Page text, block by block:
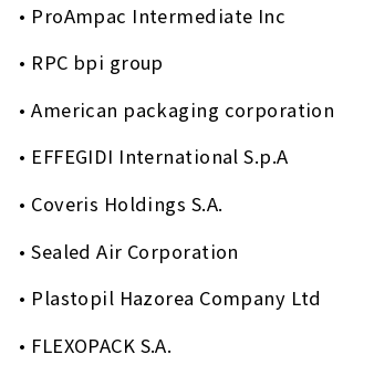
• ProAmpac Intermediate Inc
• RPC bpi group
• American packaging corporation
• EFFEGIDI International S.p.A
• Coveris Holdings S.A.
• Sealed Air Corporation
• Plastopil Hazorea Company Ltd
• FLEXOPACK S.A.